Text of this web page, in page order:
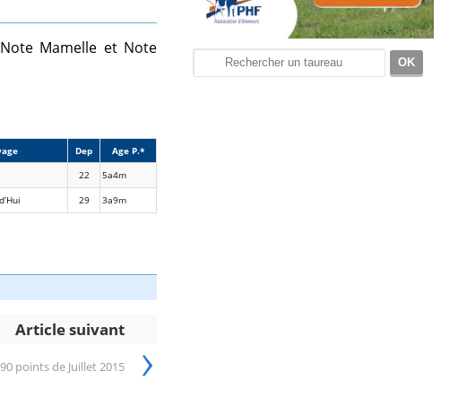
Mamelle et Note
Dep
Age P.*
22
5a4m
29 3a9m
Article suivant
points de Juillet 2015 ›